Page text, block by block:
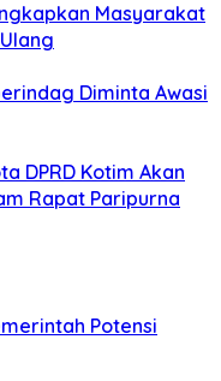
Masyarakat
Diminta Awasi
DPRD Kotim Akan
Rapat Paripurna
Potensi